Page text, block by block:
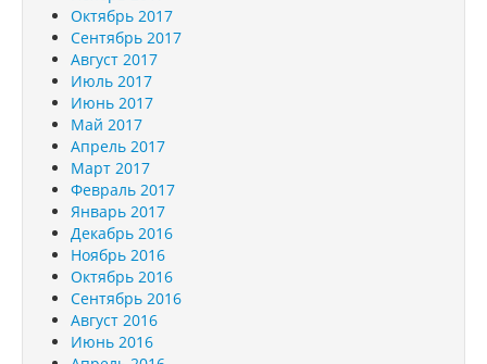
Октябрь 2017
Сентябрь 2017
Август 2017
Июль 2017
Июнь 2017
Май 2017
Апрель 2017
Март 2017
Февраль 2017
Январь 2017
Декабрь 2016
Ноябрь 2016
Октябрь 2016
Сентябрь 2016
Август 2016
Июнь 2016